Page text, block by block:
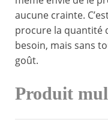
aucune crainte.
procure la quantité
besoin, mais sans
goût.
Produit